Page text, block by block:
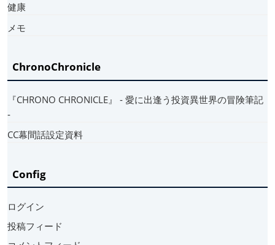
健康
メモ
ChronoChronicle
『CHRONO CHRONICLE』 ‐ 愛に出逢う投資異世界の冒険筆記
‐
CC幕間話設定資料
Config
ログイン
投稿フィード